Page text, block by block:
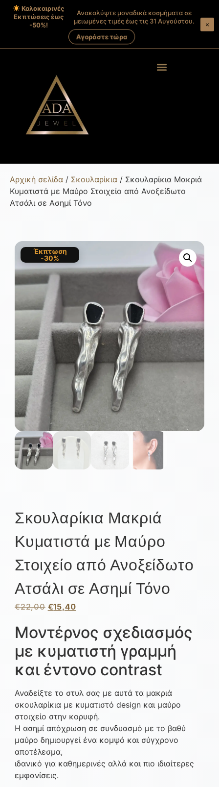
Καλοκαιρινές
Εκπτώσεις έως
-50%!
Ανακαλύψτε μοναδικά κοσμήματα σε
μειωμένες τιμές έως τις 31 Αυγούστου.
Αγοράστε τώρα
×
Αρχική σελίδα / Σκουλαρίκια / Σκουλαρίκια Μακριά
Κυματιστά με Μαύρο Στοιχείο από Ανοξείδωτο
Ατσάλι σε Ασημί Τόνο
Έκπτωση
-30%
Σκουλαρίκια Μακριά
Κυματιστά με Μαύρο
Στοιχείο από Ανοξείδωτο
Ατσάλι σε Ασημί Τόνο
€22,00 €15,40
Μοντέρνος σχεδιασμός
με κυματιστή γραμμή
και έντονο contrast
Αναδείξτε το στυλ σας με αυτά τα μακριά
σκουλαρίκια με κυματιστό design και μαύρο
στοιχείο στην κορυφή.
Η ασημί απόχρωση σε συνδυασμό με το βαθύ
μαύρο δημιουργεί ένα κομψό και σύγχρονο
αποτέλεσμα,
ιδανικό για καθημερινές αλλά και πιο ιδιαίτερες
εμφανίσεις.